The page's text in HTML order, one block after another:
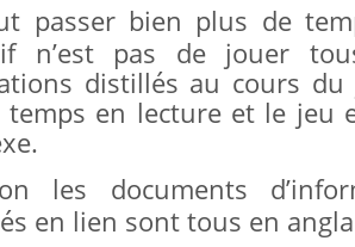
passer bien plus de
n’est pas de jouer
distillés au cours du
temps en lecture et le jeu
les documents
en lien sont tous en